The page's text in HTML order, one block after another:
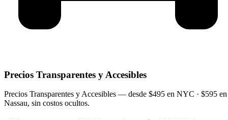
Precios Transparentes y Accesibles
Precios Transparentes y Accesibles — desde $495 en NYC · $595 en
Nassau, sin costos ocultos.